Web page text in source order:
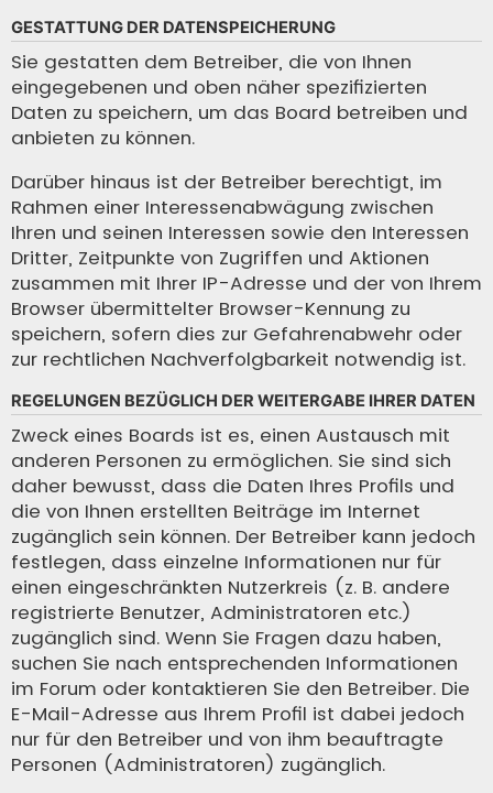
GESTATTUNG DER DATENSPEICHERUNG
Sie gestatten dem Betreiber, die von Ihnen
eingegebenen und oben näher spezifizierten
Daten zu speichern, um das Board betreiben und
anbieten zu können.
Darüber hinaus ist der Betreiber berechtigt, im
Rahmen einer Interessenabwägung zwischen
Ihren und seinen Interessen sowie den Interessen
Dritter, Zeitpunkte von Zugriffen und Aktionen
zusammen mit Ihrer IP-Adresse und der von Ihrem
Browser übermittelter Browser-Kennung zu
speichern, sofern dies zur Gefahrenabwehr oder
zur rechtlichen Nachverfolgbarkeit notwendig ist.
REGELUNGEN BEZÜGLICH DER WEITERGABE IHRER DATEN
Zweck eines Boards ist es, einen Austausch mit
anderen Personen zu ermöglichen. Sie sind sich
daher bewusst, dass die Daten Ihres Profils und
die von Ihnen erstellten Beiträge im Internet
zugänglich sein können. Der Betreiber kann jedoch
festlegen, dass einzelne Informationen nur für
einen eingeschränkten Nutzerkreis (z. B. andere
registrierte Benutzer, Administratoren etc.)
zugänglich sind. Wenn Sie Fragen dazu haben,
suchen Sie nach entsprechenden Informationen
im Forum oder kontaktieren Sie den Betreiber. Die
E-Mail-Adresse aus Ihrem Profil ist dabei jedoch
nur für den Betreiber und von ihm beauftragte
Personen (Administratoren) zugänglich.